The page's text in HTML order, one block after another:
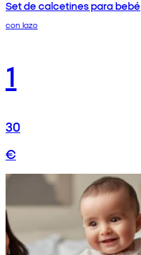
Set de calcetines para bebé
con lazo
1
30
€